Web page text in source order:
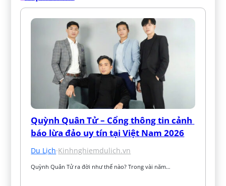
Quỳnh Quân Tử – Cổng thông tin cảnh
báo lừa đảo uy tín tại Việt Nam 2026
Du Lịch·Kinhnghiemdulich.vn
Quỳnh Quân Tử ra đời như thế nào? Trong vài năm…